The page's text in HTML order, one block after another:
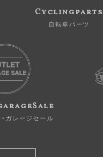
Cyclingparts
自転車パーツ
ガレージセール